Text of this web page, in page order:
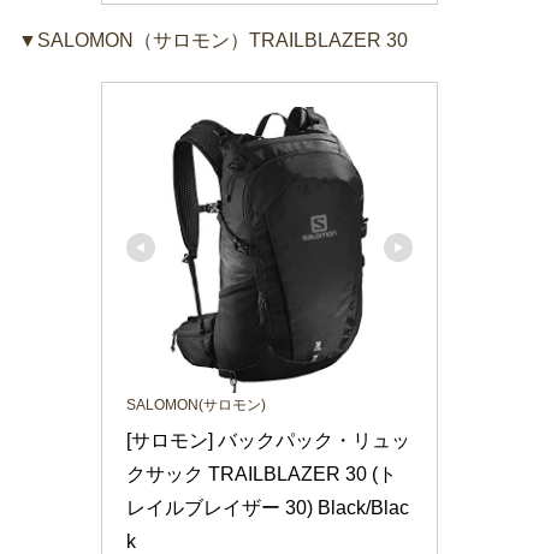
▼SALOMON（サロモン）TRAILBLAZER 30
SALOMON(サロモン)
[サロモン] バックパック・リュッ
クサック TRAILBLAZER 30 (ト
レイルブレイザー 30) Black/Blac
k